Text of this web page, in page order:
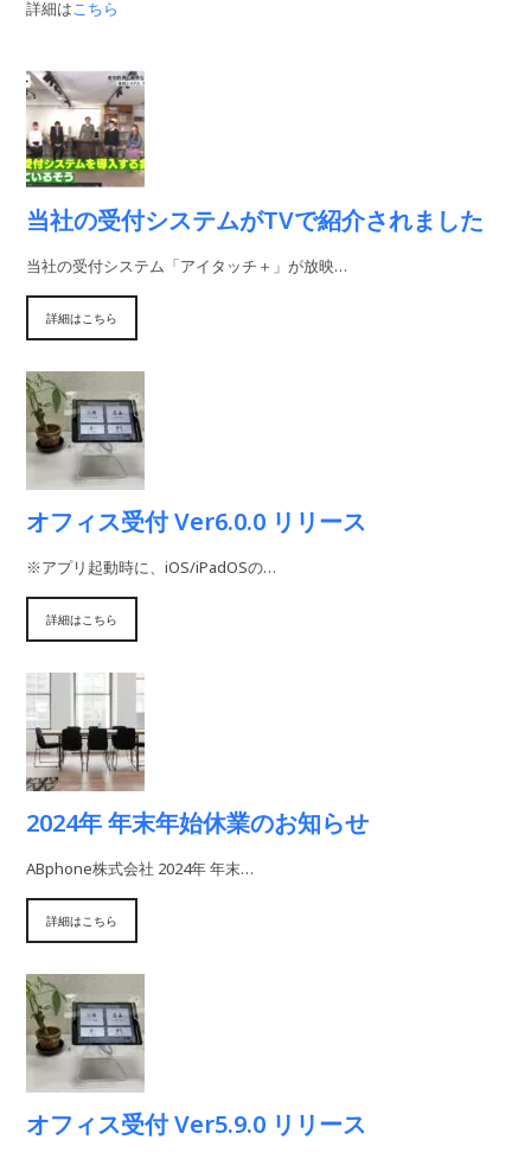
詳細はこちら
当社の受付システムがTVで紹介されました
当社の受付システム「アイタッチ＋」が放映…
詳細はこちら
オフィス受付 Ver6.0.0 リリース
※アプリ起動時に、iOS/iPadOSの…
詳細はこちら
2024年 年末年始休業のお知らせ
ABphone株式会社 2024年 年末…
詳細はこちら
オフィス受付 Ver5.9.0 リリース